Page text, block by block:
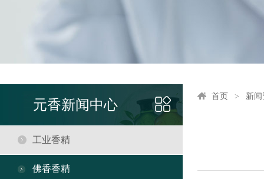
元香新闻中心
工业香精
佛香香精
首页 新